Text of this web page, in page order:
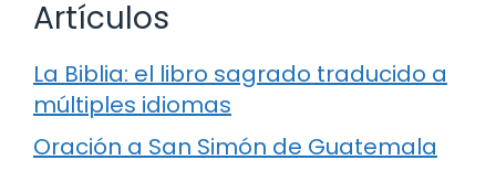
Artículos
La Biblia: el libro sagrado traducido a
múltiples idiomas
Oración a San Simón de Guatemala